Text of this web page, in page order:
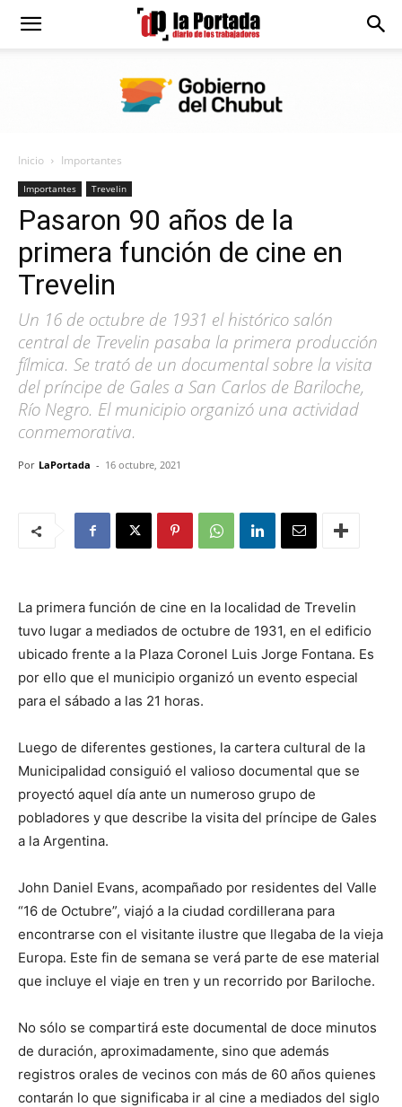
Diario
Portada
Inicio Importantes
Importantes Trevelin
Pasaron 90 años de la
primera función de cine en
Trevelin
Un 16 de octubre de 1931 el histórico salón
central de Trevelin pasaba la primera producción
fílmica. Se trató de un documental sobre la visita
del príncipe de Gales a San Carlos de Bariloche,
Río Negro. El municipio organizó una actividad
conmemorativa.
Por LaPortada - 16 octubre, 2021
La primera función de cine en la localidad de Trevelin
tuvo lugar a mediados de octubre de 1931, en el edificio
ubicado frente a la Plaza Coronel Luis Jorge Fontana. Es
por ello que el municipio organizó un evento especial
para el sábado a las 21 horas.
Luego de diferentes gestiones, la cartera cultural de la
Municipalidad consiguió el valioso documental que se
proyectó aquel día ante un numeroso grupo de
pobladores y que describe la visita del príncipe de Gales
a la Argentina.
John Daniel Evans, acompañado por residentes del Valle
“16 de Octubre”, viajó a la ciudad cordillerana para
encontrarse con el visitante ilustre que llegaba de la vieja
Europa. Este fin de semana se verá parte de ese material
que incluye el viaje en tren y un recorrido por Bariloche.
No sólo se compartirá este documental de doce minutos
de duración, aproximadamente, sino que además
registros orales de vecinos con más de 60 años quienes
contarán lo que significaba ir al cine a mediados del siglo